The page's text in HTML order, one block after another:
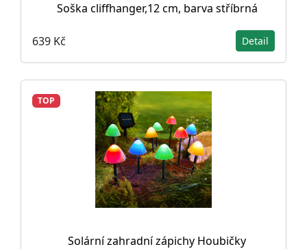
Soška cliffhanger,12 cm, barva stříbrná
639 Kč Detail
TOP
Solární zahradní zápichy Houbičky